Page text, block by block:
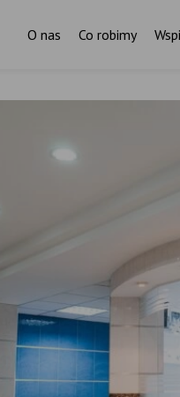
O nas Co robimy
stoi
stałym